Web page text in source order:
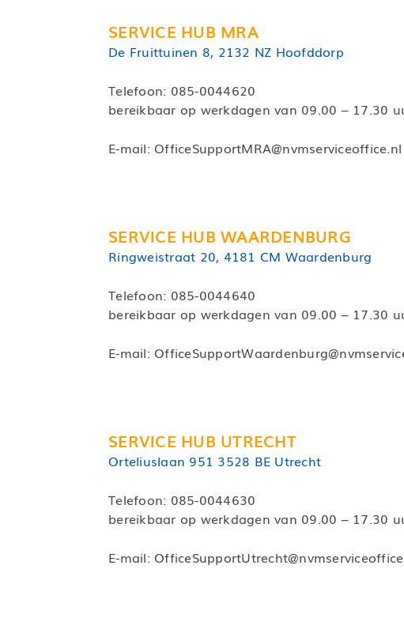
SERVICE HUB MRA
De Fruittuinen 8, 2132 NZ Hoofddorp
Telefoon: 085-0044620
bereikbaar op werkdagen van 09.00 – 17.30
E-mail: OfficeSupportMRA@nvmserviceoffice.nl
SERVICE HUB WAARDENBURG
Ringweistraat 20, 4181 CM Waardenburg
Telefoon: 085-0044640
bereikbaar op werkdagen van 09.00 – 17.30
E-mail:
SERVICE HUB UTRECHT
Orteliuslaan 951 3528 BE Utrecht
Telefoon: 085-0044630
bereikbaar op werkdagen van 09.00 – 17.30
E-mail: